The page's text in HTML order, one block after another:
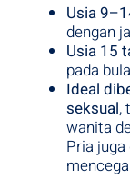
Usia
dengan
Usia 15
pada
Ideal
seksual,
wanita
Pria